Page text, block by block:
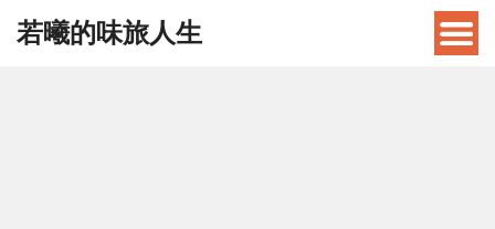
若曦的味旅人生